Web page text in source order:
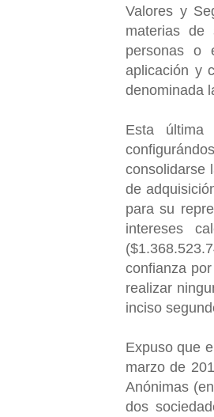
Valores y
materias de
personas o
aplicación y
denominada
Esta última
consolidarse
de
para su
intereses
confianza
realizar
inciso
Expuso que
marzo de
Anónimas
dos